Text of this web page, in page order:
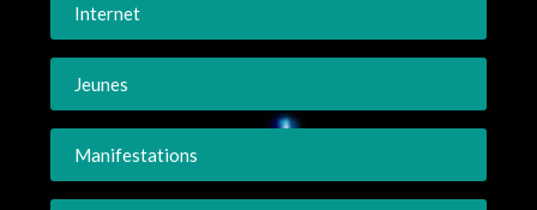
Internet
Jeunes
Manifestations